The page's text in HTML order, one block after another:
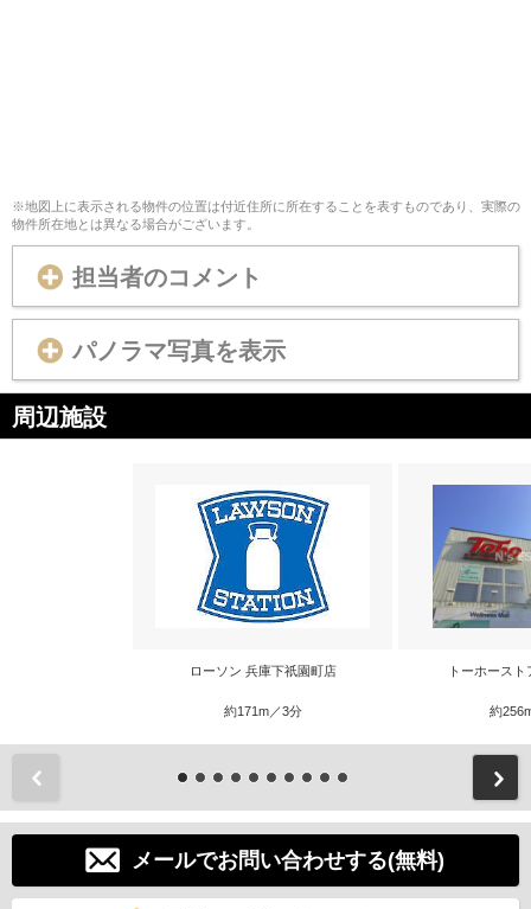
※地図上に表示される物件の位置は付近住所に所在することを表すものであり、実際の
物件所在地とは異なる場合がございます。
担当者のコメント
パノラマ写真を表示
周辺施設
ローソン 兵庫下祇園町店
約171m／3分
トーホース
約
メールでお問い合わせする(無料)